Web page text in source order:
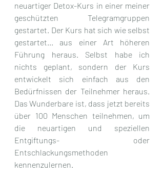
neuartiger Detox-Kurs in einer meiner
geschützten Telegramgruppen
gestartet. Der Kurs hat sich wie selbst
gestartet... aus einer Art höheren
Führung heraus. Selbst habe ich
nichts geplant, sondern der Kurs
entwickelt sich einfach aus den
Bedürfnissen der Teilnehmer heraus.
Das Wunderbare ist, dass jetzt bereits
über 100 Menschen teilnehmen, um
die neuartigen und speziellen
Entgiftungs- oder
Entschlackungsmethoden
kennenzulernen.